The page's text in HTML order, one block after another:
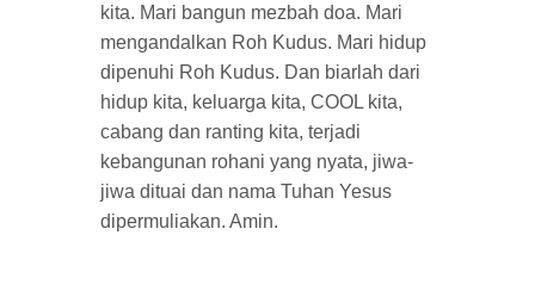
kita. Mari bangun mezbah doa. Mari
mengandalkan Roh Kudus. Mari hidup
dipenuhi Roh Kudus. Dan biarlah dari
hidup kita, keluarga kita, COOL kita,
cabang dan ranting kita, terjadi
kebangunan rohani yang nyata, jiwa-
jiwa dituai dan nama Tuhan Yesus
dipermuliakan. Amin.